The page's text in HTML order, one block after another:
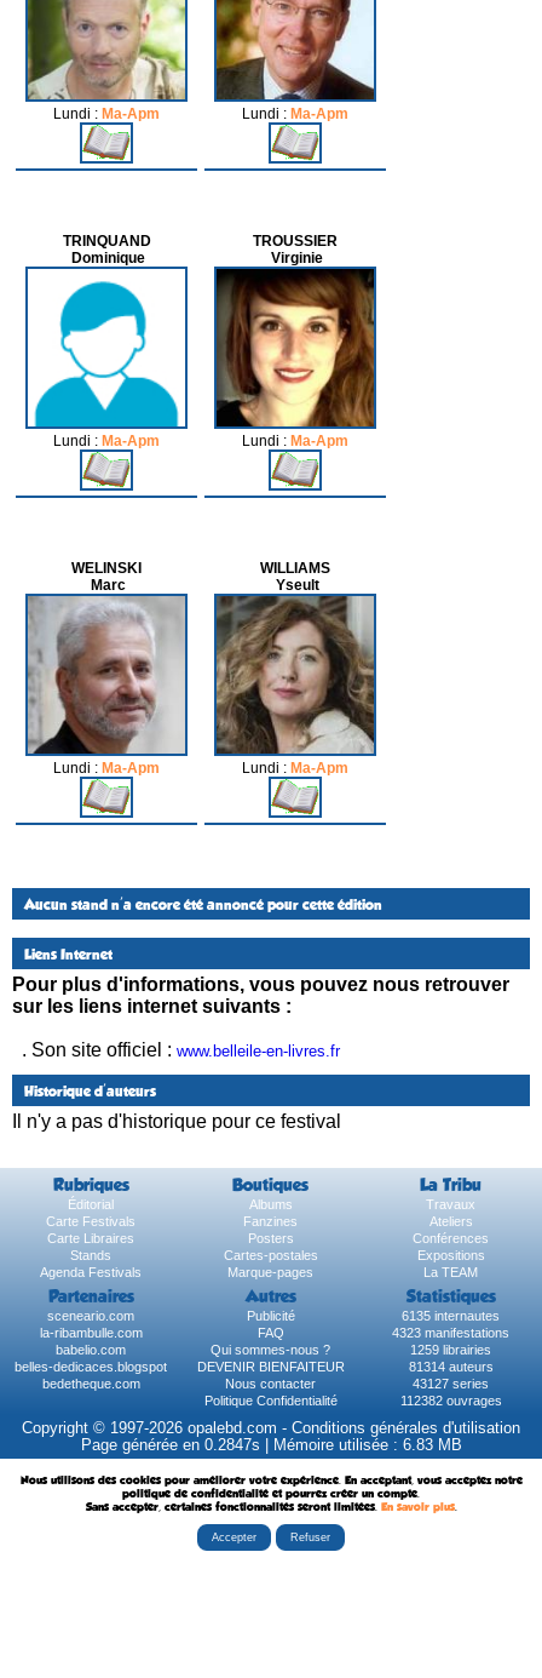
Lundi : Ma-Apm Lundi : Ma-Apm
TRINQUAND
Dominique
Lundi : Ma-Apm
TROUSSIER
Virginie
Lundi : Ma-Apm
WELINSKI
Marc
Lundi : Ma-Apm
WILLIAMS
Yseult
Lundi : Ma-Apm
Aucun stand n'a encore été annoncé pour cette édition
Liens Internet
Pour plus d'informations, vous pouvez nous retrouver
sur les liens internet suivants :
. Son site officiel : www.belleile-en-livres.fr
Historique d'auteurs
Il n'y a pas d'historique pour ce festival
Rubriques Boutiques La Tribu
Éditorial Albums
Travaux
Carte Festivals
Fanzines
Ateliers
Carte Libraires
Posters
Conférences
Stands
Cartes-postales
Expositions
Agenda Festivals
Marque-pages La TEAM
Partenaires Autres Statistiques
sceneario.com Publicité
6135 internautes
la-ribambulle.com
FAQ
4323 manifestations
babelio.com
Qui sommes-nous ?
1259 librairies
belles-dedicaces.blogspot
DEVENIR BIENFAITEUR
81314 auteurs
bedetheque.com
Nous contacter
43127 series
Politique Confidentialité
112382 ouvrages
Copyright © 1997-2026 opalebd.com - Conditions générales d'utilisation
Page générée en 0.2847s | Mémoire utilisée : 6.83 MB
Nous utilisons des cookies pour améliorer votre expérience. En acceptant, vous acceptez notre
politique de confidentialité et pourrez créer un compte.
Sans accepter, certaines fonctionnalités seront limitées. En savoir plus.
Accepter Refuser